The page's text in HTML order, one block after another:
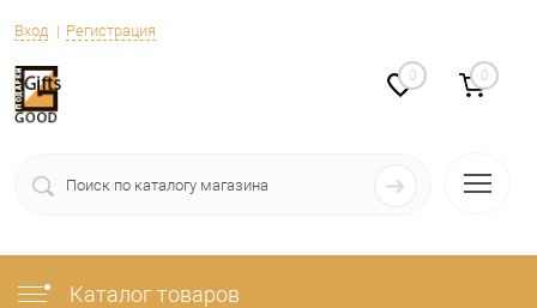
Вход Регистрация
0 0
Каталог товаров